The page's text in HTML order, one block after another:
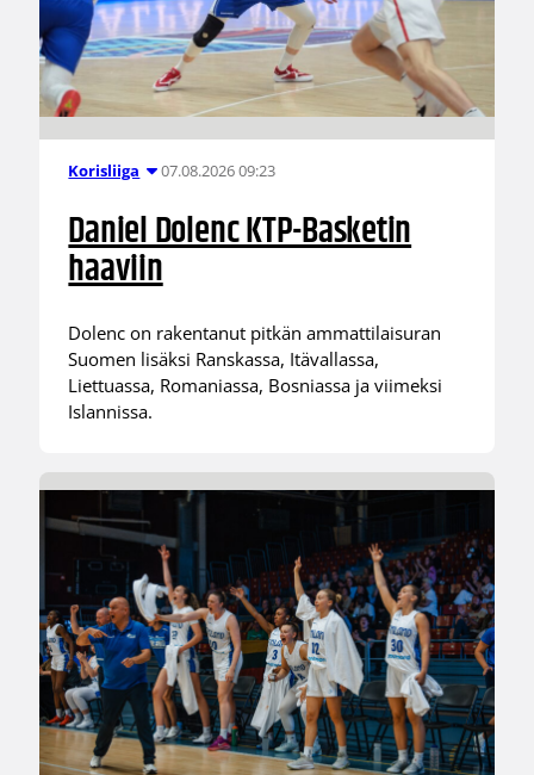
Korisliiga 07.08.2026 09:23
Daniel Dolenc KTP-Basketin
haaviin
Dolenc on rakentanut pitkän ammattilaisuran
Suomen lisäksi Ranskassa, Itävallassa,
Liettuassa, Romaniassa, Bosniassa ja viimeksi
Islannissa.